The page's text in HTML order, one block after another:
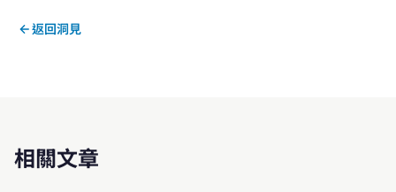
返回洞見
相關文章